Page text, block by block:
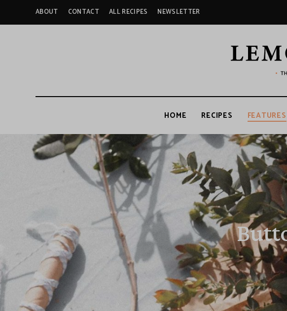
ABOUT CONTACT ALL RECIPES NEWSLETTER
&
and
of
eating
life
HOME RECIPES FEATURES
B
t
t
o
n